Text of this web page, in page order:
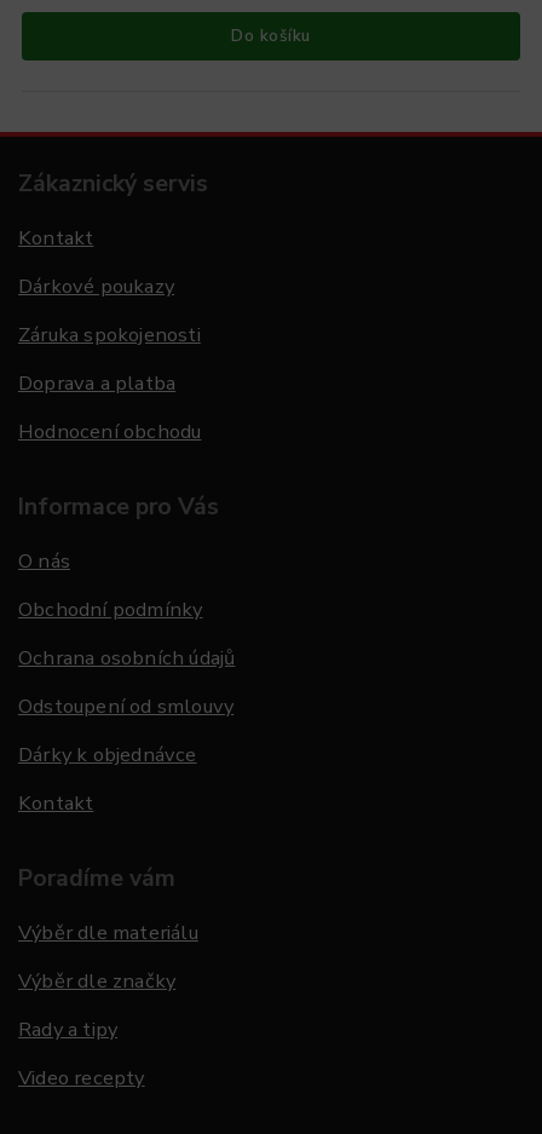
Do košíku
Zákaznický servis
Kontakt
Dárkové poukazy
Záruka spokojenosti
Doprava a platba
Hodnocení obchodu
Informace pro Vás
O nás
Obchodní podmínky
Ochrana osobních údajů
Odstoupení od smlouvy
Dárky k objednávce
Kontakt
Poradíme vám
Výběr dle materiálu
Výběr dle značky
Rady a tipy
Video recepty